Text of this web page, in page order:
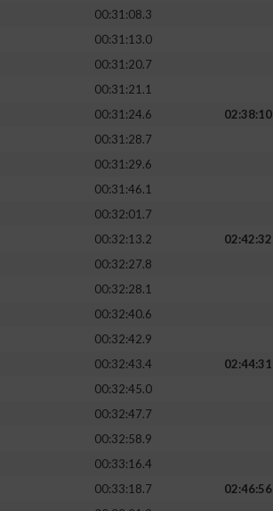
00:31:08.3
00:31:13.0
00:31:20.7
00:31:21.1
00:31:24.6
02:38:10
00:31:28.7
00:31:29.6
00:31:46.1
00:32:01.7
00:32:13.2
02:42:32
00:32:27.8
00:32:28.1
00:32:40.6
00:32:42.9
00:32:43.4
02:44:31
00:32:45.0
00:32:47.7
00:32:58.9
00:33:16.4
00:33:18.7
02:46:56